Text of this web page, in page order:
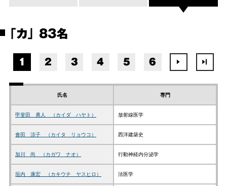
「カ」 83名
1 2 3 4 5 6
氏名 専門
甲斐田 勇人 （カイダ ハヤト） 放射線医学
會田 涼子 （カイタ リョウコ） 西洋建築史
加川 尚 （カガワ ナオ） 行動神経内分泌学
垣内 康宏 （カキウチ ヤスヒロ） 法医学